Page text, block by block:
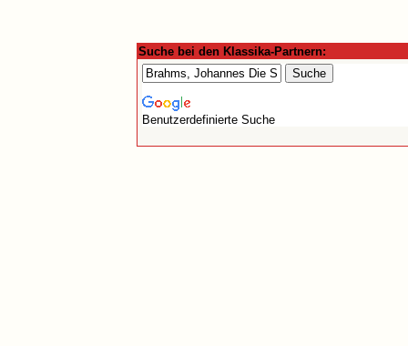
Suche bei den Klassika-Partnern:
Benutzerdefinierte Suche